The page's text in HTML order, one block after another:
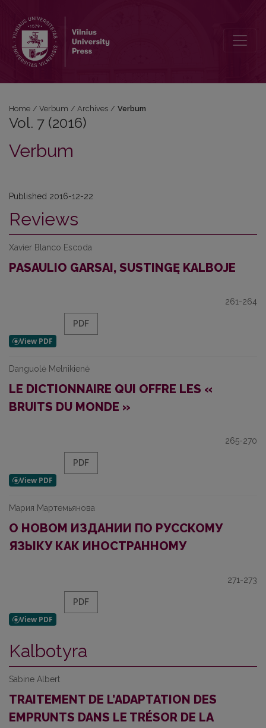
Home / Verbum / Archives / Verbum
Vol. 7 (2016)
Verbum
Published 2016-12-22
Reviews
Xavier Blanco Escoda
PASAULIO GARSAI, SUSTINGĘ KALBOJE
261-264
PDF
Danguolė Melnikienė
LE DICTIONNAIRE QUI OFFRE LES «
BRUITS DU MONDE »
265-270
PDF
Мария Мартемьянова
О НОВОМ ИЗДАНИИ ПО РУССКОМУ
ЯЗЫКУ КАК ИНОСТРАННОМУ
271-273
PDF
Kalbotyra
Sabine Albert
TRAITEMENT DE L’ADAPTATION DES
EMPRUNTS DANS LE TRÉSOR DE LA